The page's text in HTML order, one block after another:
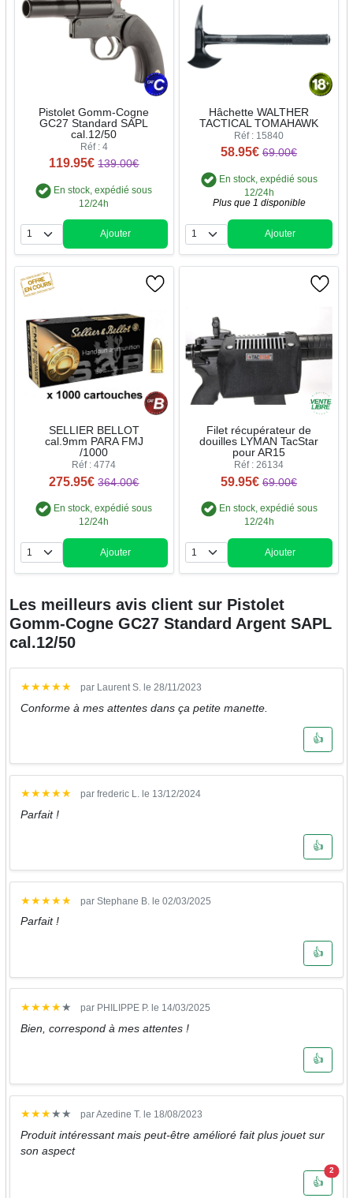
Pistolet Gomm-Cogne
GC27 Standard SAPL
cal.12/50
Réf : 4
119.95€ 139.00€
En stock, expédié sous
12/24h
Quantité
Ajouter
Hâchette WALTHER
TACTICAL TOMAHAWK
Réf : 15840
58.95€ 69.00€
En stock, expédié sous
12/24h
Plus que 1 disponible
Quantité
Ajouter
SELLIER BELLOT
cal.9mm PARA FMJ
/1000
Réf : 4774
275.95€ 364.00€
En stock, expédié sous
12/24h
Quantité
Ajouter
Filet récupérateur de
douilles LYMAN TacStar
pour AR15
Réf : 26134
59.95€ 69.00€
En stock, expédié sous
12/24h
Quantité
Ajouter
Les meilleurs avis client sur Pistolet
Gomm-Cogne GC27 Standard Argent SAPL
cal.12/50
★★★★★ par Laurent S. le 28/11/2023
Conforme à mes attentes dans ça petite manette.
👍
★★★★★ par frederic L. le 13/12/2024
Parfait !
👍
★★★★★ par Stephane B. le 02/03/2025
Parfait !
👍
★★★★★ par PHILIPPE P. le 14/03/2025
Bien, correspond à mes attentes !
👍
★★★★ ★ par Azedine T. le 18/08/2023
Produit intéressant mais peut-être amélioré fait plus jouet sur
son aspect
👍
2